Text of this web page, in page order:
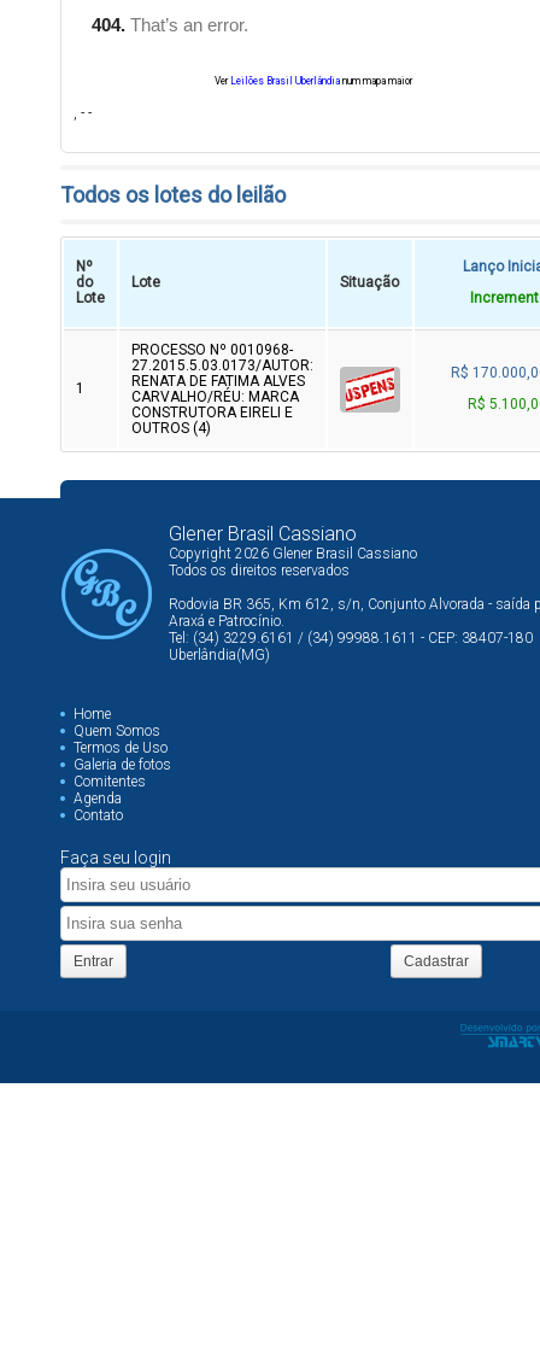
Ver Leilões Brasil Uberlândia num mapa maior
, - -
Todos os lotes do leilão
Nº
do
Lote
Lote Situação
Lanço
1
PROCESSO Nº 0010968-
27.2015.5.03.0173/AUTOR:
RENATA DE FATIMA ALVES
CARVALHO/RÉU: MARCA
CONSTRUTORA EIRELI E
OUTROS (4)
R$
R$
Glener Brasil Cassiano
Copyright 2026 Glener Brasil Cassiano
Todos os direitos reservados
Rodovia BR 365, Km 612, s/n, Conjunto Alvorada - saída
Araxá e Patrocínio.
Tel: (34) 3229.6161 / (34) 99988.1611 - CEP: 38407-180
Uberlândia(MG)
Home
Quem Somos
Termos de Uso
Galeria de fotos
Comitentes
Agenda
Contato
Faça seu login
Entrar Cadastrar